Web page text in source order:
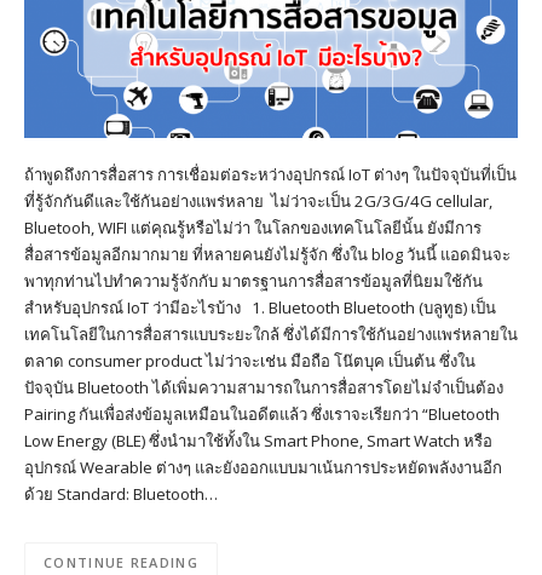
ถ้าพูดถึงการสื่อสาร การเชื่อมต่อระหว่างอุปกรณ์ IoT ต่างๆ ในปัจจุบันที่เป็น
ที่รู้จักกันดีและใช้กันอย่างแพร่หลาย ไม่ว่าจะเป็น 2G/3G/4G cellular,
Bluetooh, WIFI แต่คุณรู้หรือไม่ว่า ในโลกของเทคโนโลยีนั้น ยังมีการ
สื่อสารข้อมูลอีกมากมาย ที่หลายคนยังไม่รู้จัก ซึ่งใน blog วันนี้ แอดมินจะ
พาทุกท่านไปทำความรู้จักกับ มาตรฐานการสื่อสารข้อมูลที่นิยมใช้กัน
สำหรับอุปกรณ์ IoT ว่ามีอะไรบ้าง 1. Bluetooth Bluetooth (บลูทูธ) เป็น
เทคโนโลยีในการสื่อสารแบบระยะใกล้ ซึ่งได้มีการใช้กันอย่างแพร่หลายใน
ตลาด consumer product ไม่ว่าจะเช่น มือถือ โน๊ตบุค เป็นต้น ซึ่งใน
ปัจจุบัน Bluetooth ได้เพิ่มความสามารถในการสื่อสารโดยไม่จำเป็นต้อง
Pairing กันเพื่อส่งข้อมูลเหมือนในอดีตแล้ว ซึ่งเราจะเรียกว่า “Bluetooth
Low Energy (BLE) ซึ่งนำมาใช้ทั้งใน Smart Phone, Smart Watch หรือ
อุปกรณ์ Wearable ต่างๆ และยังออกแบบมาเน้นการประหยัดพลังงานอีก
ด้วย Standard: Bluetooth…
CONTINUE READING